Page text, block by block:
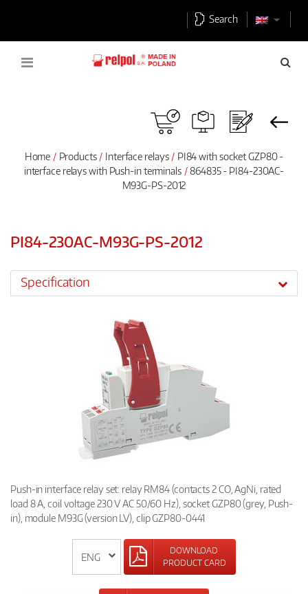
Search
Home Products Interface relays
PI84 with socket GZP80 -
interface relays with Push-in terminals
864835 - PI84-230AC-
M93G-PS-2012
PI84-230AC-M93G-PS-2012
Specification
Push-in interface relay set: relay RM84 (contacts 2 CO, AgNi, rated
load 8 A, coil voltage 230 V AC 50/60 Hz), socket GZP80 (grey, Push-
in), module M93G (version LV), clip GZP80-0441
DOWNLOAD
PRODUCT CARD